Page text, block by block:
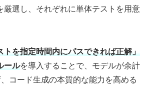
厳選し、それぞれに単体テストを用意
トを指定時間内にパスできれば正解」
ールを導入することで、モデルが余計
、コード生成の本質的な能力を高める